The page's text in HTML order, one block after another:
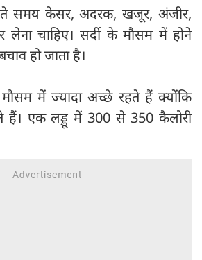
समय केसर, अदरक, खजूर, अंजीर,
चाहिए। सर्दी के मौसम में होने
हो जाता है।
में ज्यादा अच्छे रहते हैं क्योंकि
एक लड्डू में 300 से 350 कैलोरी